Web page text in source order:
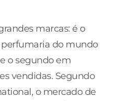
marcas: é o
do mundo
o segundo em
vendidas. Segundo
o mercado de